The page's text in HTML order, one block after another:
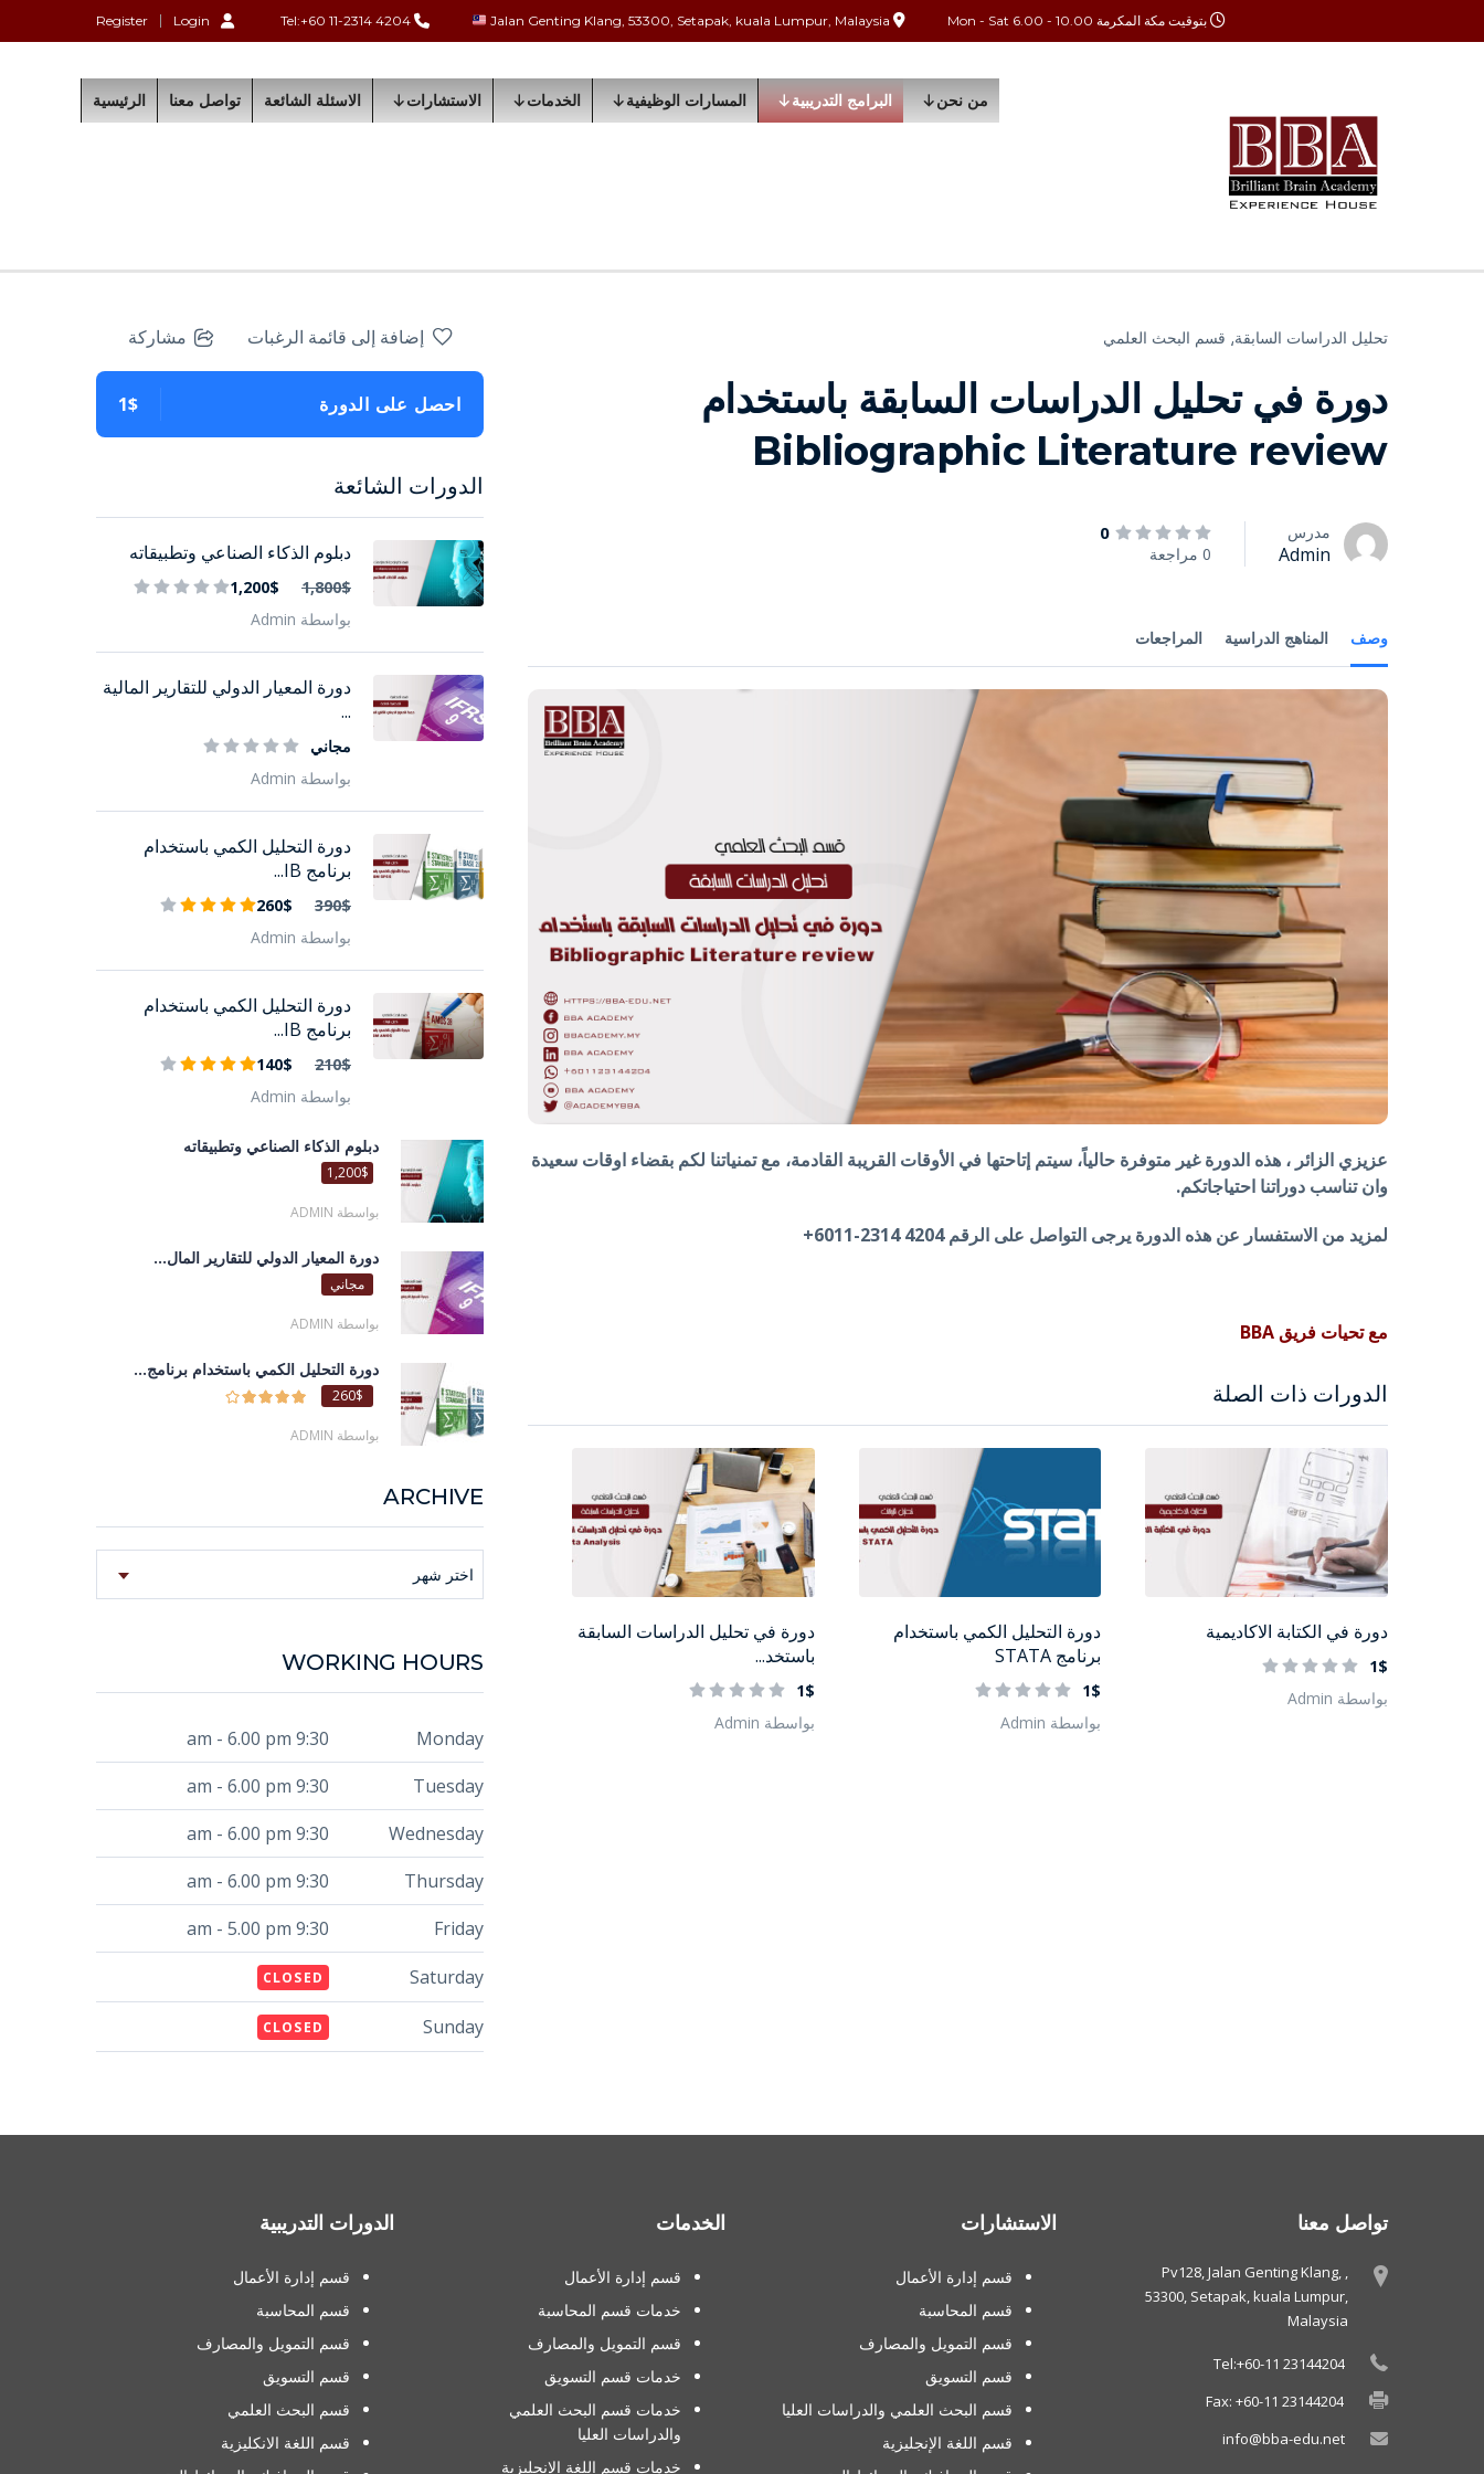
Login
Register بتوقيت مكة المكرمة Mon - Sat 6.00 - 10.00
من نحن الرئيسية البرامج التدريبية المسارات الوظيفية الخدمات الاستشارات الاسئلة الشائعة تواصل معنا
تحليل الدراسات السابقة⸲ قسم البحث العلمي
دورة في تحليل الدراسات السابقة باستخدام
Bibliographic Literature review
مدرس
Admin
0
0 مراجعة
وصف المناهج الدراسية المراجعات
عزيزي الزائر ، هذه الدورة غير متوفرة حالياً، سيتم إتاحتها في الأوقات القريبة القادمة، مع تمنياتنا لكم بقضاء اوقات سعيدة
وان تناسب دوراتنا احتياجاتكم.
لمزيد من الاستفسار عن هذه الدورة يرجى التواصل على الرقم 4204 2314-6011+
مع تحيات فريق BBA
الدورات ذات الصلة
دورة في الكتابة الاكاديمية
1$
بواسطة Admin
دورة التحليل الكمي باستخدام
برنامج STATA
1$
بواسطة Admin
دورة في تحليل الدراسات السابقة
باستخد...
1$
بواسطة Admin
إضافة إلى قائمة الرغبات مشاركة
احصل على الدورة 1$
الدورات الشائعة
دبلوم الذكاء الصناعي وتطبيقاته
1,800$
1,200$
بواسطة Admin
دورة المعيار الدولي للتقارير المالية
...
مجاني
بواسطة Admin
دورة التحليل الكمي باستخدام
برنامج IB...
390$
260$
بواسطة Admin
دورة التحليل الكمي باستخدام
برنامج IB...
210$
140$
بواسطة Admin
دبلوم الذكاء الصناعي وتطبيقاته
1,200$
بواسطة ADMIN
دورة المعيار الدولي للتقارير المال...
مجاني
بواسطة ADMIN
دورة التحليل الكمي باستخدام برنامج...
260$
بواسطة ADMIN
ARCHIVE
اختر شهر
WORKING HOURS
Monday
9:30 am - 6.00 pm
Tuesday
9:30 am - 6.00 pm
Wednesday
9:30 am - 6.00 pm
Thursday
9:30 am - 6.00 pm
Friday
9:30 am - 5.00 pm
Saturday
CLOSED
Sunday
CLOSED
تواصل معنا
Pv128, Jalan Genting Klang, ,
53300, Setapak, kuala Lumpur,
Malaysia
Tel:+60-11 23144204
Fax: +60-11 23144204
info@bba-edu.net
الاستشارات
قسم إدارة الأعمال
قسم المحاسبة
قسم التمويل والمصارف
قسم التسويق
قسم البحث العلمي والدراسات العليا
قسم اللغة الإنجليزية
الخدمات
قسم إدارة الأعمال
خدمات قسم المحاسبة
قسم التمويل والمصارف
خدمات قسم التسويق
خدمات قسم البحث العلمي
والدراسات العليا
خدمات قسم اللغة الإنجليزية
الدورات التدريبية
قسم إدارة الأعمال
قسم المحاسبة
قسم التمويل والمصارف
قسم التسويق
قسم البحث العلمي
قسم اللغة الانكليزية